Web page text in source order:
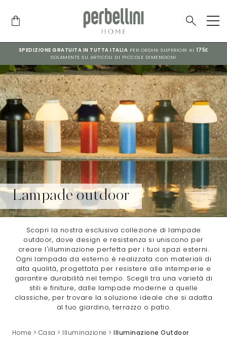
SPEDIZIONE GRATUITA IN TUTTA ITALIA PER ORDINI SUPERIORI AI 175€
SOLAMENTE SU ARTICOLI DI PICCOLE DIMENSIONI
Lampade outdoor
Scopri la nostra esclusiva collezione di lampade
outdoor, dove design e resistenza si uniscono per
creare l'illuminazione perfetta per i tuoi spazi esterni.
Ogni lampada da esterno è realizzata con materiali di
alta qualità, progettata per resistere alle intemperie e
garantire durabilità nel tempo. Scegli tra una varietà di
stili e finiture, dalle lampade moderne a quelle
classiche, per trovare la soluzione ideale che si adatta
al tuo giardino, terrazzo o patio.
Home > Casa > Illuminazione > Illuminazione Outdoor